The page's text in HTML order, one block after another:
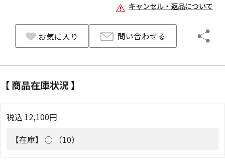
キャンセル・返品について
お気に入り 問い合わせる
【 商品在庫状況 】
税込 12,100円
【在庫】 ◯ （10）